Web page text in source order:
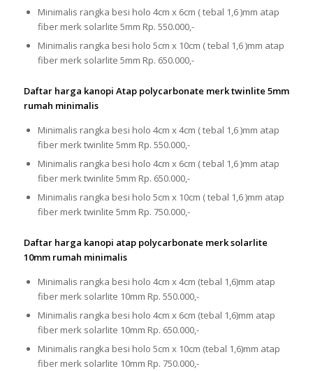
Minimalis rangka besi holo 4cm x 6cm ( tebal 1,6 )mm atap
fiber merk solarlite 5mm Rp. 550.000,-
Minimalis rangka besi holo 5cm x 10cm ( tebal 1,6 )mm atap
fiber merk solarlite 5mm Rp. 650.000,-
Daftar harga kanopi Atap polycarbonate merk twinlite 5mm
rumah minimalis
Minimalis rangka besi holo 4cm x 4cm ( tebal 1,6 )mm atap
fiber merk twinlite 5mm Rp. 550.000,-
Minimalis rangka besi holo 4cm x 6cm ( tebal 1,6 )mm atap
fiber merk twinlite 5mm Rp. 650.000,-
Minimalis rangka besi holo 5cm x 10cm ( tebal 1,6 )mm atap
fiber merk twinlite 5mm Rp. 750.000,-
Daftar harga kanopi atap polycarbonate merk solarlite
10mm rumah minimalis
Minimalis rangka besi holo 4cm x 4cm (tebal 1,6)mm atap
fiber merk solarlite 10mm Rp. 550.000,-
Minimalis rangka besi holo 4cm x 6cm (tebal 1,6)mm atap
fiber merk solarlite 10mm Rp. 650.000,-
Minimalis rangka besi holo 5cm x 10cm (tebal 1,6)mm atap
fiber merk solarlite 10mm Rp. 750.000,-